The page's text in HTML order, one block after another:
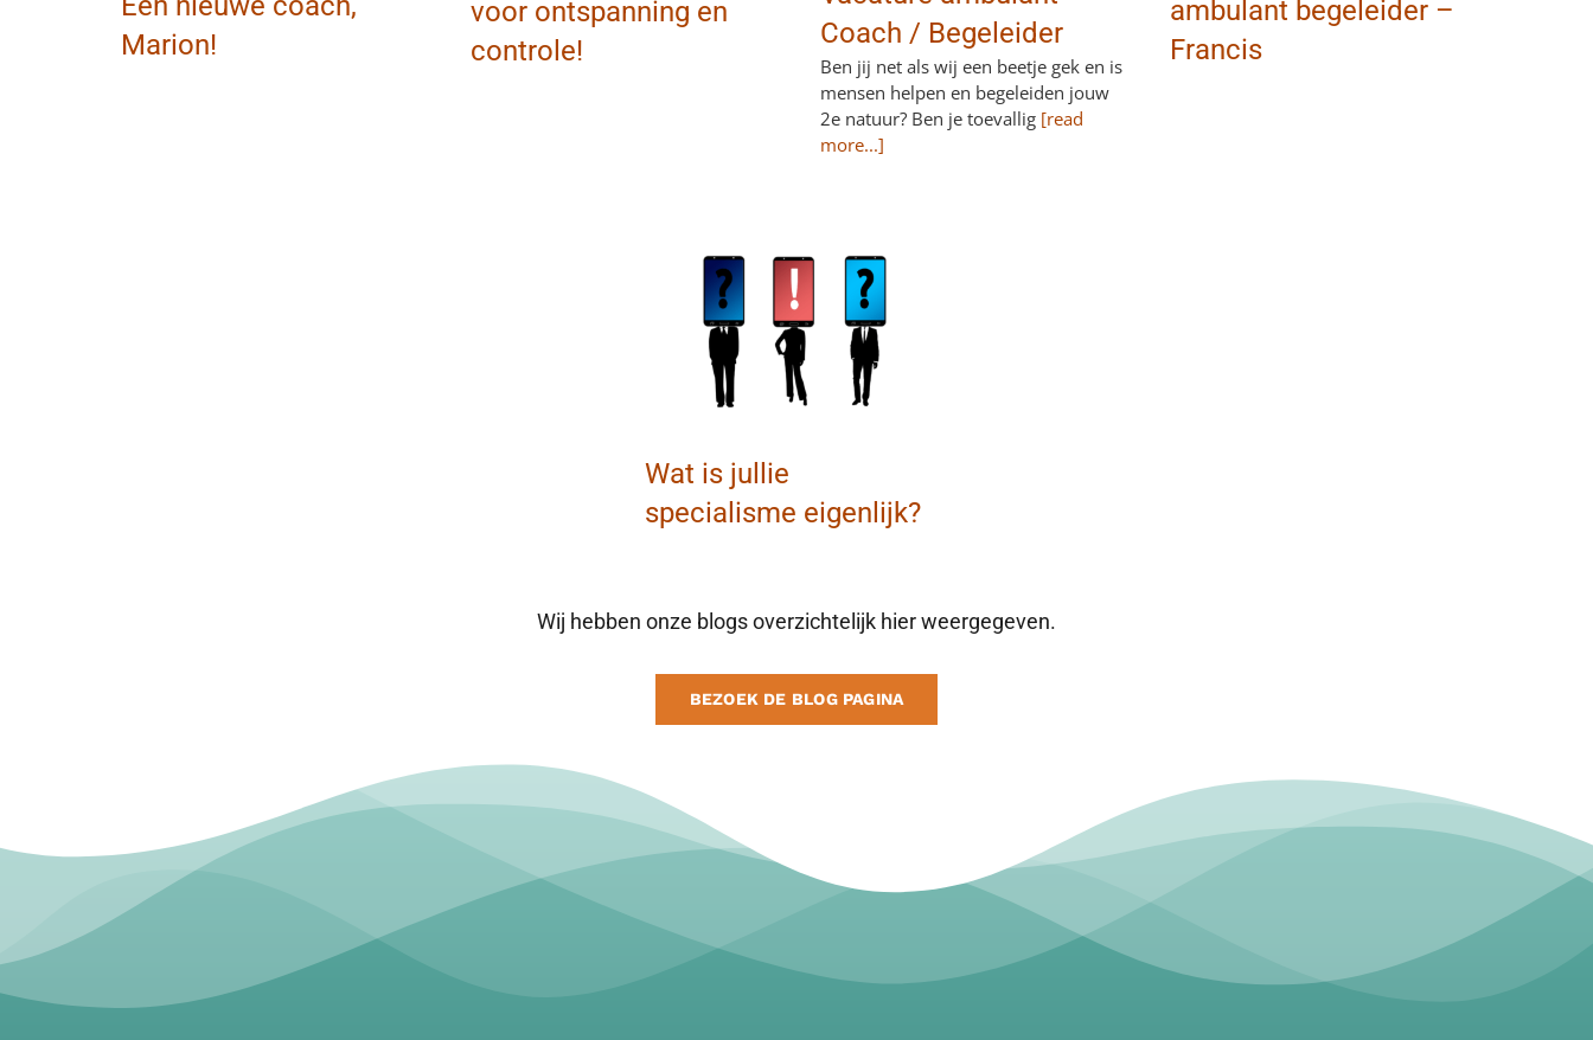
Marion!
voor ontspanning en
controle!
Coach / Begeleider
Ben jij net als wij een beetje gek en is
mensen helpen en begeleiden jouw
2e natuur? Ben je toevallig [read
more...]
ambulant begeleider –
Francis
Wat is jullie
specialisme eigenlijk?
Wij hebben onze blogs overzichtelijk hier weergegeven.
BEZOEK DE BLOG PAGINA